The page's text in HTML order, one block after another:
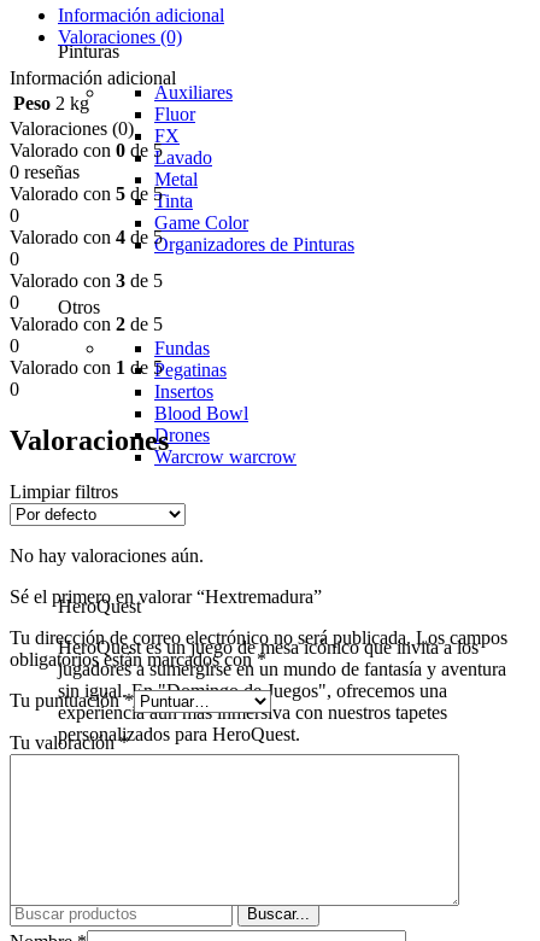
Pinturas
Auxiliares
Fluor
FX
Lavado
Metal
Tinta
Game Color
Organizadores de Pinturas
Otros
Fundas
Pegatinas
Insertos
Blood Bowl
Drones
Warcrow warcrow
HeroQuest
HeroQuest es un juego de mesa icónico que invita a los
jugadores a sumergirse en un mundo de fantasía y aventura
sin igual. En "Domingo de Juegos", ofrecemos una
experiencia aún más inmersiva con nuestros tapetes
personalizados para HeroQuest.
Buscar...
Información adicional
Valoraciones (0)
Información adicional
Peso 2 kg
Valoraciones (0)
Valorado con 0 de 5
0 reseñas
Valorado con 5 de 5
0
Valorado con 4 de 5
0
Valorado con 3 de 5
0
Valorado con 2 de 5
0
Valorado con 1 de 5
0
Valoraciones
Limpiar filtros
No hay valoraciones aún.
Sé el primero en valorar “Hextremadura”
Tu dirección de correo electrónico no será publicada. Los campos
obligatorios están marcados con*
Tu puntuación*
Tu valoración*